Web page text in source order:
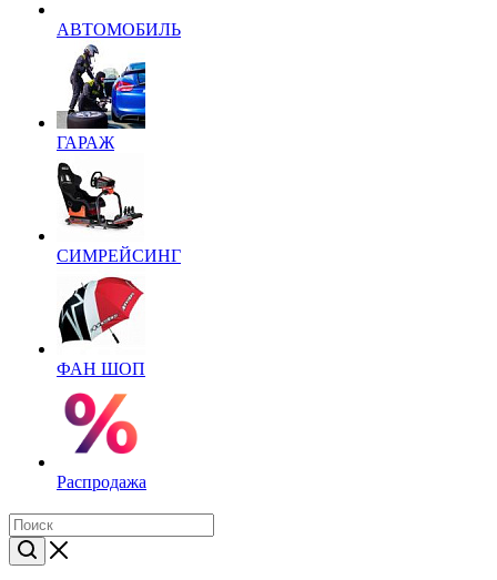
АВТОМОБИЛЬ
ГАРАЖ
СИМРЕЙСИНГ
ФАН ШОП
Распродажа